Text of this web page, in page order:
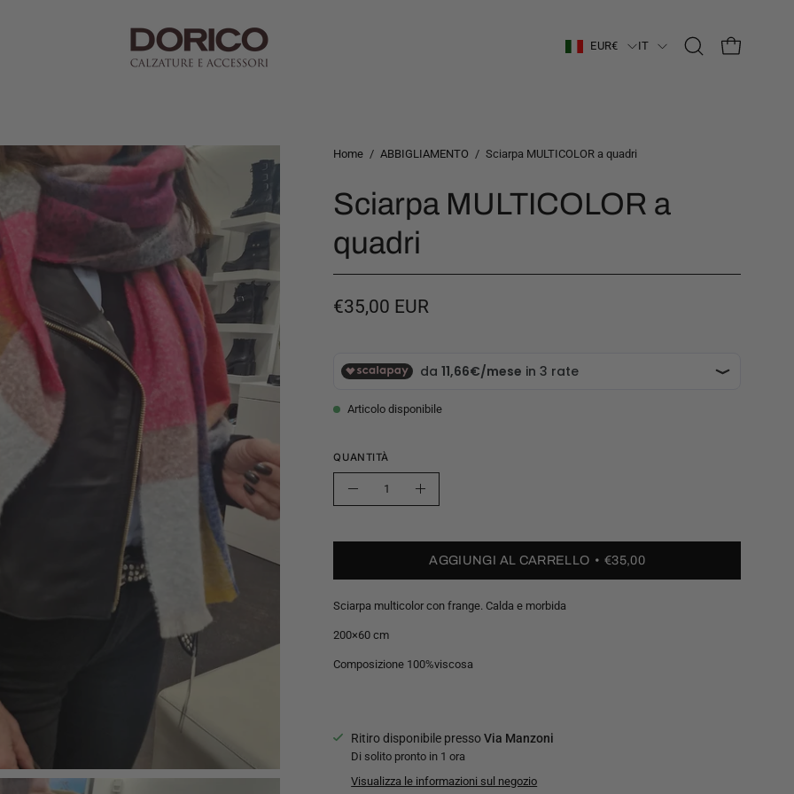
Paese
EUR€ Lingua
IT
Apri
APRI
Home / ABBIGLIAMENTO / Sciarpa MULTICOLOR a quadri
Sciarpa MULTICOLOR a
quadri
€35,00 EUR
Articolo disponibile
QUANTITÀ
Quantità
Aumenta
AGGIUNGI AL CARRELLO €35,00
Sciarpa multicolor con frange. Calda e morbida
200×60 cm
Composizione 100%viscosa
Ritiro disponibile pressoVia Manzoni
Di solito pronto in 1 ora
Visualizza le informazioni sul negozio